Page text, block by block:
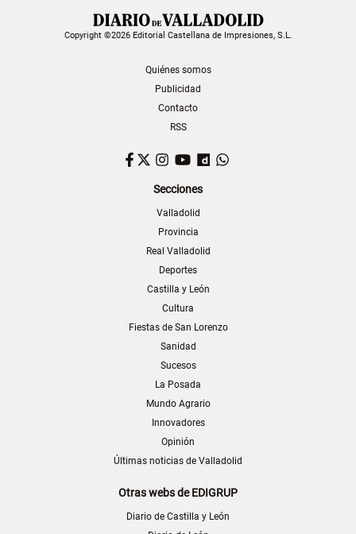
Copyright ©2026 Editorial Castellana de Impresiones, S.L.
Quiénes somos
Publicidad
Contacto
RSS
Facebook
TwitterInstagram
YouTubeDailymotion
Secciones
Valladolid
Provincia
Real Valladolid
Deportes
Castilla y León
Cultura
Fiestas de San Lorenzo
Sanidad
Sucesos
La Posada
Mundo Agrario
Innovadores
Opinión
Últimas noticias de Valladolid
Otras webs de EDIGRUP
Diario de Castilla y León